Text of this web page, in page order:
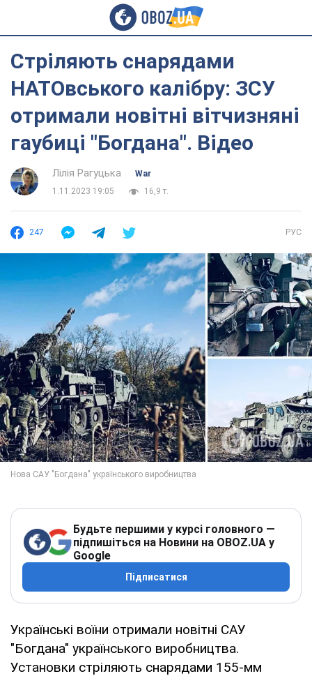
Стріляють снарядами
НАТОвського калібру: ЗСУ
отримали новітні вітчизняні
гаубиці "Богдана". Відео
Лілія Рагуцька
War
1.11.2023 19:05
16,9 т.
247 РУС
Будьте першими у курсі головного —
підпишіться на Новини на OBOZ.UA у
Google
Підписатися
Українські воїни отримали новітні САУ
"Богдана" українського виробництва.
Установки стріляють снарядами 155-мм